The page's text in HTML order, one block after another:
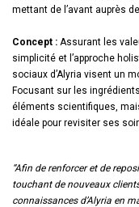
mettant de l’avant auprès
Concept : Assurant les
simplicité et l’approche
sociaux d’Alyria visent un
Focusant sur les
éléments scientifiques,
idéale pour revisiter ses
“Afin de renforcer et de
touchant de nouveaux
connaissances d’Alyria en